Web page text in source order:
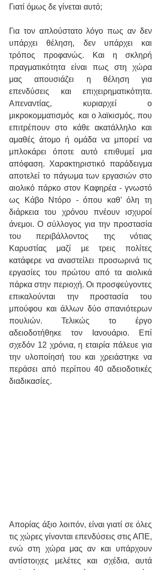
Γιατί όμως δε γίνεται αυτό;
Για τον απλούστατο λόγο πως αν δεν
υπάρχει θέληση, δεν υπάρχει και
τρόπος προφανώς. Και η σκληρή
πραγματικότητα είναι πως στη χώρα
μας απουσιάζει η θέληση για
επενδύσεις και επιχειρηματικότητα.
Απεναντίας, κυριαρχεί ο
μικροκομματισμός  και ο λαϊκισμός, που
επιτρέπουν στο κάθε ακατάλληλο και
αμαθές άτομο ή ομάδα να μπορεί να
μπλοκάρει όποτε αυτό επιθυμεί μια
απόφαση. Χαρακτηριστικό παράδειγμα
αποτελεί το πάγωμα των εργασιών στο
αιολικό πάρκο στον Καφηρέα - γνωστό
ως Κάβο Ντόρο - όπου καθ’ όλη τη
διάρκεια του χρόνου πνέουν ισχυροί
άνεμοι. Ο σύλλογος για την προστασία
του περιβάλλοντος της νότιας
Καρυστίας μαζί με τρεις πολίτες
κατάφερε να αναστείλει προσωρινά τις
εργασίες του πρώτου από τα αιολικά
πάρκα στην περιοχή. Οι προσφεύγοντες
επικαλούνται την προστασία του
μπούφου και άλλων δύο σπανιότερων
πουλιών. Τελικώς το έργο
αδειοδοτήθηκε τον Ιανουάριο. Επί
σχεδόν 12 χρόνια, η εταιρία πάλευε για
την υλοποίησή του και χρειάστηκε να
περάσει από περίπου 40 αδειοδοτικές
διαδικασίες.
Απορίας άξιο λοιπόν, είναι γιατί σε όλες
τις χώρες γίνονται επενδύσεις στις ΑΠΕ,
ενώ στη χώρα μας αν και υπάρχουν
αντίστοιχες μελέτες και σχέδια, αυτά